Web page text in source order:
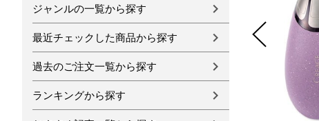
ジャンルの一覧から探す
最近チェックした商品から探す
過去のご注文一覧から探す
ランキングから探す